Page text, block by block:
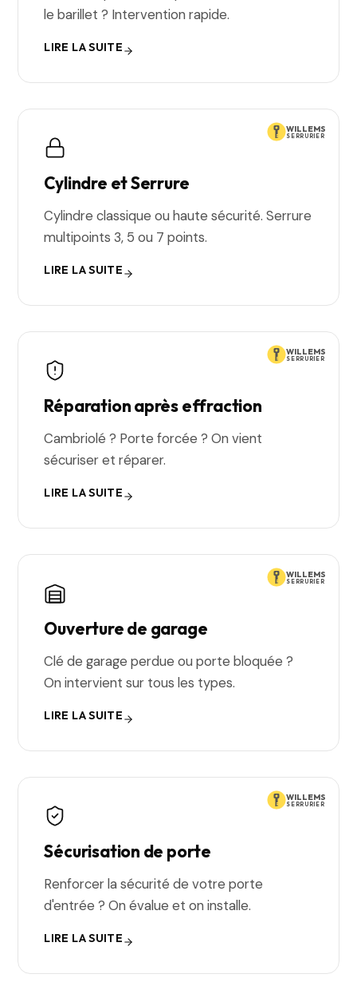
le barillet ? Intervention rapide.
LIRE LA SUITE
WILLEMS
SERRURIER
Cylindre et Serrure
Cylindre classique ou haute sécurité. Serrure
multipoints 3, 5 ou 7 points.
LIRE LA SUITE
WILLEMS
SERRURIER
Réparation après effraction
Cambriolé ? Porte forcée ? On vient
sécuriser et réparer.
LIRE LA SUITE
WILLEMS
SERRURIER
Ouverture de garage
Clé de garage perdue ou porte bloquée ?
On intervient sur tous les types.
LIRE LA SUITE
WILLEMS
SERRURIER
Sécurisation de porte
Renforcer la sécurité de votre porte
d'entrée ? On évalue et on installe.
LIRE LA SUITE